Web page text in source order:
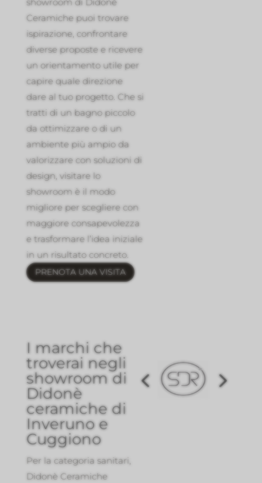
Ceramiche puoi trovare
ispirazione, confrontare
diverse proposte e ricevere
un orientamento utile per
capire quale direzione
dare al tuo progetto. Che si
tratti di un bagno piccolo
da ottimizzare o di un
ambiente più ampio da
valorizzare con soluzioni di
design, visitare lo
showroom è il modo
migliore per scegliere con
maggiore consapevolezza
e trasformare l’idea iniziale
in un risultato concreto.
PRENOTA UNA VISITA
I marchi che
troverai negli
showroom di
Didonè
ceramiche di
Inveruno e
Cuggiono
Per la categoria sanitari,
Didonè Ceramiche